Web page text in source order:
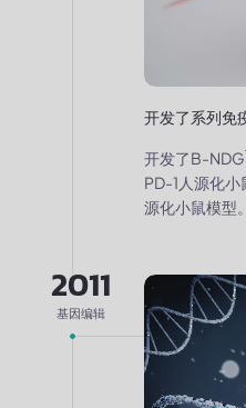
开发了系列免
开发了B-NDG
PD-1人源化
源化小鼠模型。
2011
基因编辑